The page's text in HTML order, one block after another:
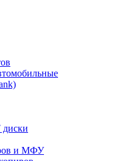
и МФУ